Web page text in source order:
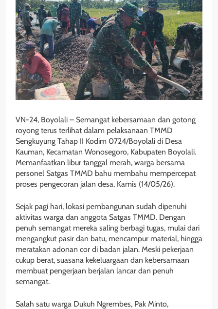
VN-24, Boyolali – Semangat kebersamaan dan gotong
royong terus terlihat dalam pelaksanaan TMMD
Sengkuyung Tahap II Kodim 0724/Boyolali di Desa
Kauman, Kecamatan Wonosegoro, Kabupaten Boyolali.
Memanfaatkan libur tanggal merah, warga bersama
personel Satgas TMMD bahu membahu mempercepat
proses pengecoran jalan desa, Kamis (14/05/26).
Sejak pagi hari, lokasi pembangunan sudah dipenuhi
aktivitas warga dan anggota Satgas TMMD. Dengan
penuh semangat mereka saling berbagi tugas, mulai dari
mengangkut pasir dan batu, mencampur material, hingga
meratakan adonan cor di badan jalan. Meski pekerjaan
cukup berat, suasana kekeluargaan dan kebersamaan
membuat pengerjaan berjalan lancar dan penuh
semangat.
Salah satu warga Dukuh Ngrembes, Pak Minto,